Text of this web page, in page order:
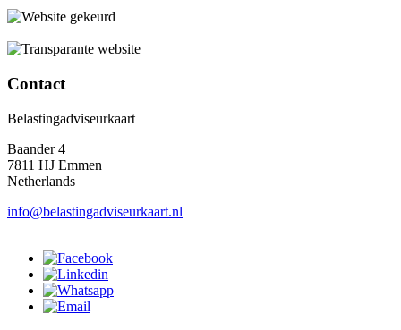
Contact
Belastingadviseurkaart
Baander 4
7811 HJ Emmen
Netherlands
info@belastingadviseurkaart.nl